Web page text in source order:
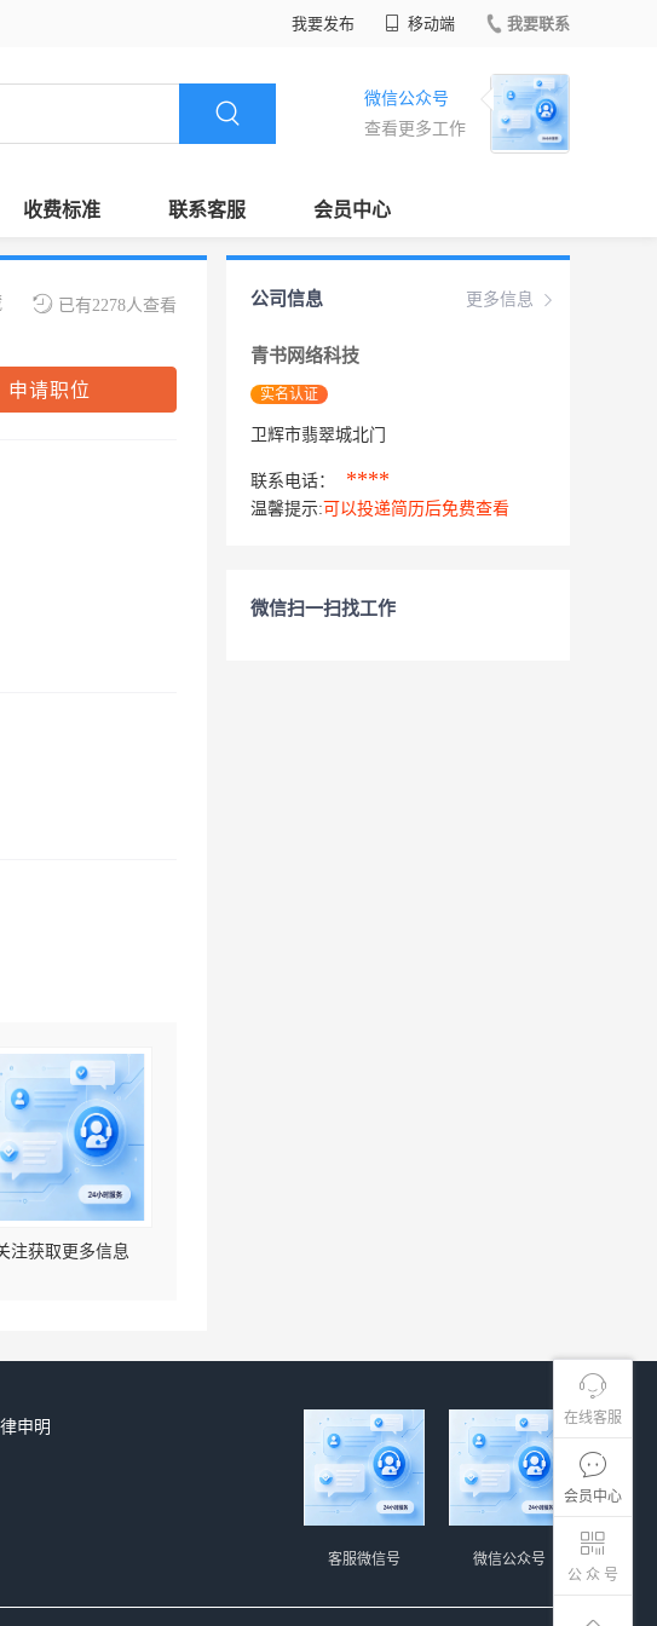
我要发布 移动端 我要联系
微信公众号
查看更多工作
收费标准 联系客服 会员中心
在线客服
会员中心
公 众 号
已有2278人查看
申请职位
注获取更多信息
更多信息
公司信息
青书网络科技
实名认证
卫辉市翡翠城北门
联系电话： ****
温馨提示: 可以投递简历后免费查看
微信扫一扫找工作
申明
微信公众号
客服微信号